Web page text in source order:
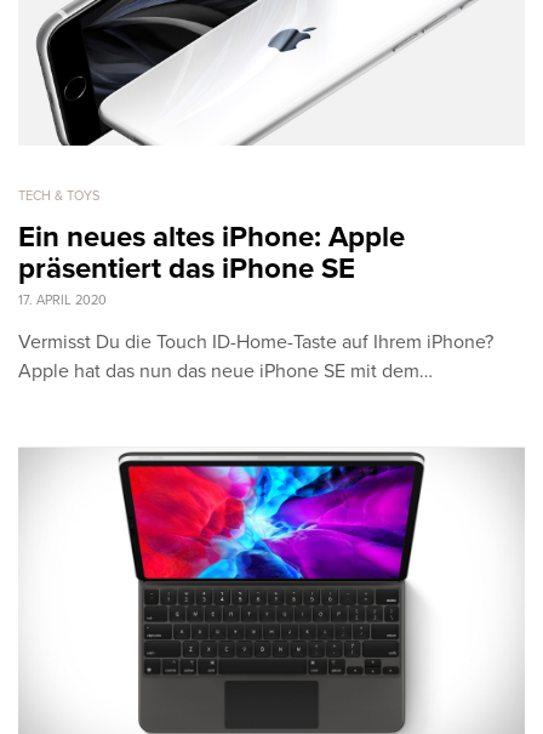
TECH & TOYS
Ein neues altes iPhone: Apple
präsentiert das iPhone SE
17. APRIL 2020
Vermisst Du die Touch ID-Home-Taste auf Ihrem iPhone?
Apple hat das nun das neue iPhone SE mit dem…